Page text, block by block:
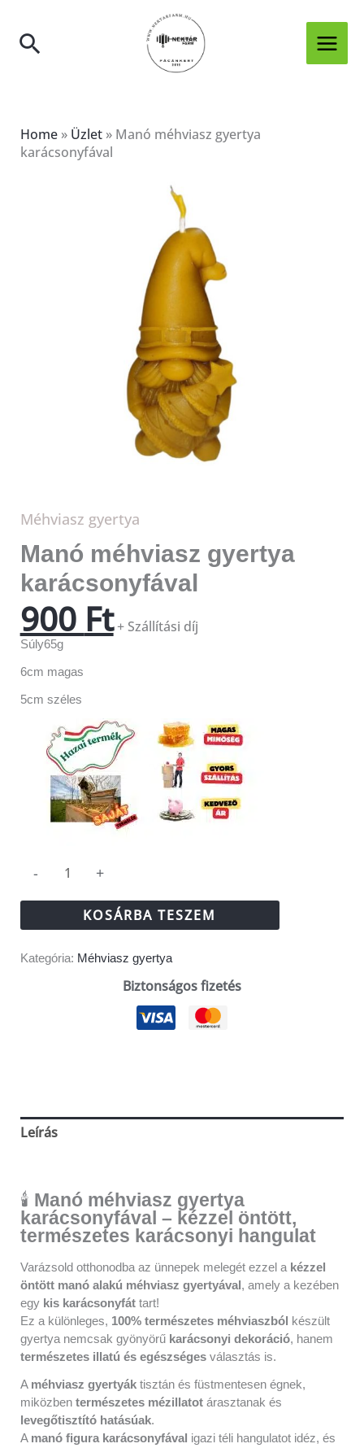
contentSearch
Home» Üzlet» Manó méhviasz gyertya
karácsonyfával
Méhviasz gyertya
Manó méhviasz gyertya
karácsonyfával
900 Ft+ Szállítási díj
Súly65g
6cm magas
5cm széles
- +
KOSÁRBA TESZEM
Kategória: Méhviasz gyertya
Biztonságos fizetés
Leírás
🕯️ Manó méhviasz gyertya
karácsonyfával – kézzel öntött,
természetes karácsonyi hangulat
Varázsold otthonodba az ünnepek melegét ezzel a kézzel
öntött manó alakú méhviasz gyertyával, amely a kezében
egy kis karácsonyfáttart!
Ez a különleges, 100% természetes méhviaszból készült
gyertya nemcsak gyönyörű karácsonyi dekoráció, hanem
természetes illatú és egészségesválasztás is.
A méhviasz gyertyáktisztán és füstmentesen égnek,
miközben természetes mézillatotárasztanak és
levegőtisztító hatásúak.
A manó figura karácsonyfával igazi téli hangulatot idéz, és
mennyiség